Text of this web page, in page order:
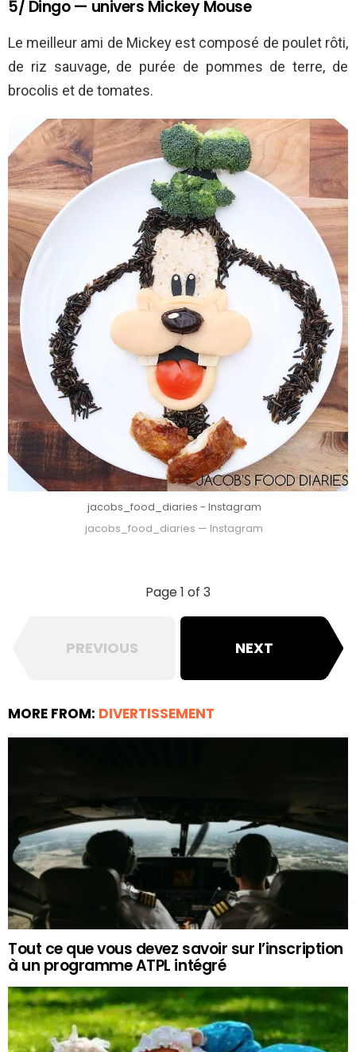
5/ Dingo — univers Mickey Mouse
Le meilleur ami de Mickey est composé de poulet rôti,
de riz sauvage, de purée de pommes de terre, de
brocolis et de tomates.
jacobs_food_diaries - Instagram
jacobs_food_diaries — Instagram
Page 1 of 3
PREVIOUS NEXT
MORE FROM: DIVERTISSEMENT
Tout ce que vous devez savoir sur l’inscription
à un programme ATPL intégré